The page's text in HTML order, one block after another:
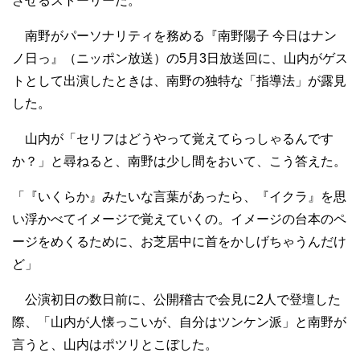
南野がパーソナリティを務める『南野陽子 今日はナン
ノ日っ』（ニッポン放送）の5月3日放送回に、山内がゲス
トとして出演したときは、南野の独特な「指導法」が露見
した。
山内が「セリフはどうやって覚えてらっしゃるんです
か？」と尋ねると、南野は少し間をおいて、こう答えた。
「『いくらか』みたいな言葉があったら、『イクラ』を思
い浮かべてイメージで覚えていくの。イメージの台本のペ
ージをめくるために、お芝居中に首をかしげちゃうんだけ
ど」
公演初日の数日前に、公開稽古で会見に2人で登壇した
際、「山内が人懐っこいが、自分はツンケン派」と南野が
言うと、山内はポツリとこぼした。